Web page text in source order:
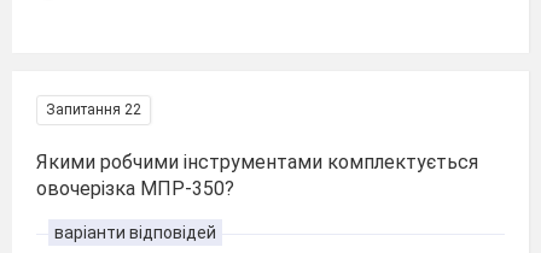
Запитання 22
Якими робчими інструментами комплектується
овочерізка МПР-350?
варіанти відповідей